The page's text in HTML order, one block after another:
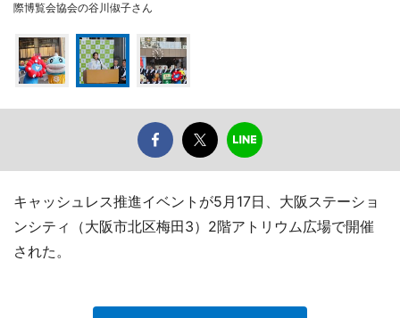
際博覧会協会の谷川俶子さん
キャッシュレス推進イベントが5月17日、大阪ステーショ
ンシティ（大阪市北区梅田3）2階アトリウム広場で開催
された。